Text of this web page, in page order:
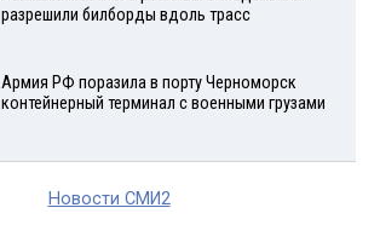
разрешили билборды вдоль трасс
Армия РФ поразила в порту Черноморск
контейнерный терминал с военными грузами
Новости СМИ2